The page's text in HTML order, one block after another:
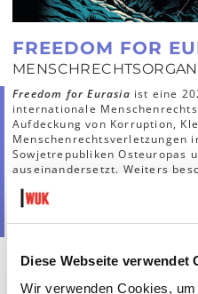
Diese Webseite verwendet
Wir verwenden Cookies,
FREEDOM FOR
Freedom for Eurasia ist eine
internationale
Aufdeckung von Korruption,
Menschenrechtsverletzungen
Sowjetrepubliken Osteuropas
auseinandersetzt. Weiters
hat, weitreichende
Einzelklagen hinaus zu